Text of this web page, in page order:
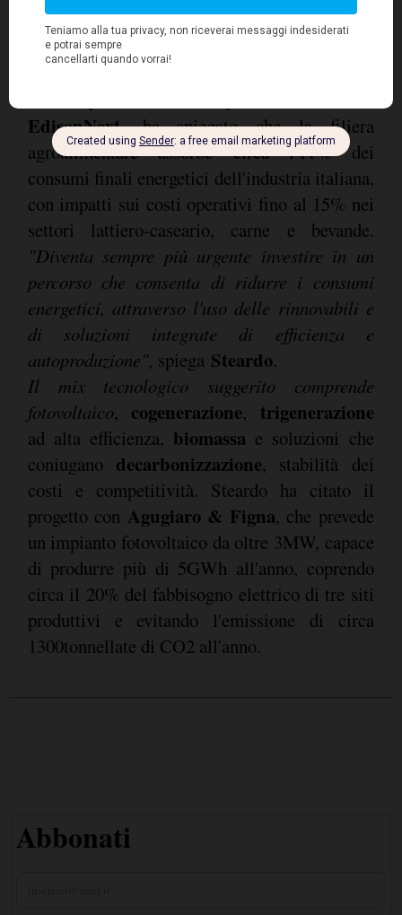
L'energia è emersa come fattore cruciale per la
competitività del settore
EdisonNext, ha spiegato che la filiera
agroalimentare assorbe circa l'11% dei
consumi finali energetici dell'industria italiana,
con impatti sui costi operativi fino al 15% nei
settori lattiero-caseario, carne e bevande.
"Diventa sempre più urgente investire in un
percorso che consenta di ridurre i consumi
energetici, attraverso l'uso delle rinnovabili e
di soluzioni integrate di efficienza e
autoproduzione", spiega Steardo.
Il mix tecnologico suggerito comprende
fotovoltaico, cogenerazione, trigenerazione
ad alta efficienza, biomassa e soluzioni che
coniugano decarbonizzazione, stabilità dei
costi e competitività. Steardo ha citato il
progetto con Agugiaro & Figna, che prevede
un impianto fotovoltaico da oltre 3MW, capace
di produrre più di 5GWh all'anno, coprendo
circa il 20% del fabbisogno elettrico di tre siti
produttivi e evitando l'emissione di circa
1300tonnellate di CO2 all'anno.